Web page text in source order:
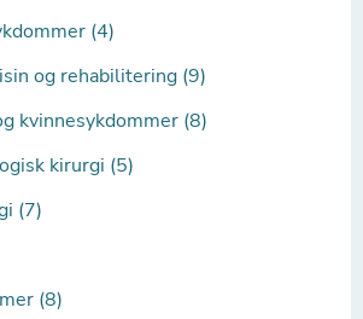
(4)
og rehabilitering (9)
kvinnesykdommer (8)
kirurgi (5)
(7)
(8)